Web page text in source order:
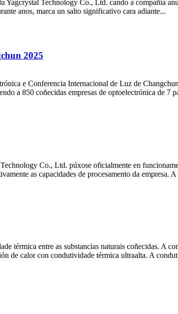
Technology Co., Ltd. cando a compañía
anos, marca un salto significativo cara adiante...
2025
e Conferencia Internacional de Luz de
a 850 coñecidas empresas de optoelectrónica de 7
Co., Ltd. púxose oficialmente en
as capacidades de procesamento da empresa. A
térmica entre as substancias naturais coñecidas. A
de calor con condutividade térmica ultraalta. A